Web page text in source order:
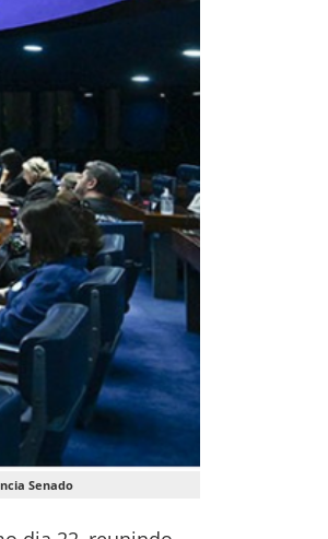
Senado